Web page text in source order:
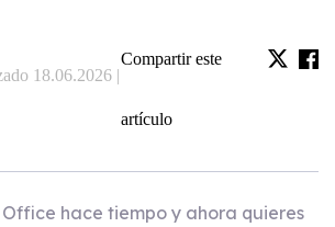
18.06.2026 |
Compartir este
artículo
Office hace tiempo y ahora quieres